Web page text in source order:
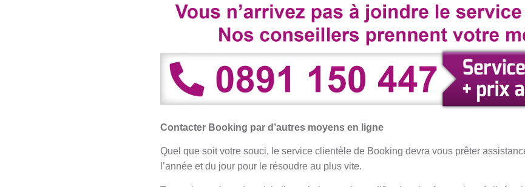
Contacter Booking par d’autres moyens en ligne
Quel que soit votre souci, le service clientèle de Booking devra vous prêter
l’année et du jour pour le résoudre au plus vite.